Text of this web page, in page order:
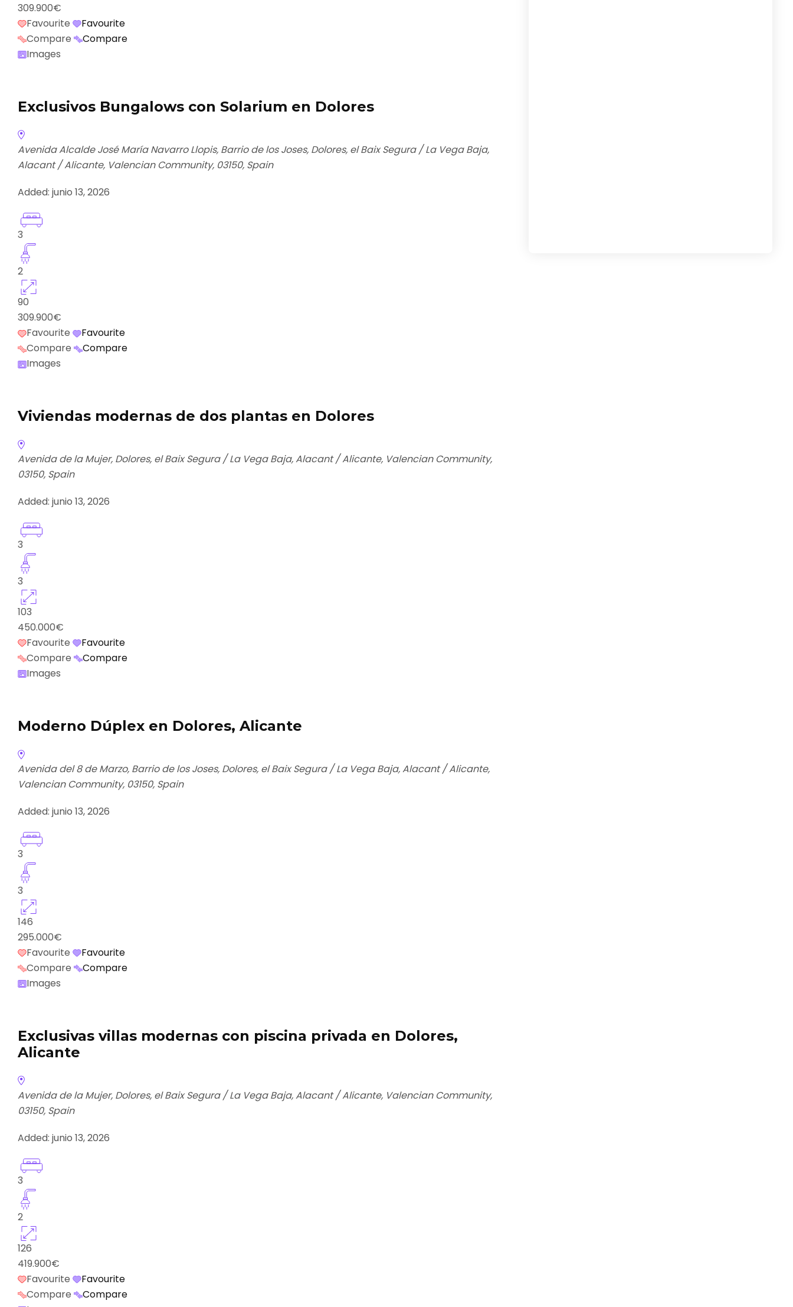
309.900€
Favourite
Favourite
Compare
Compare
Images
Exclusivos Bungalows con Solarium en Dolores
Avenida Alcalde José María Navarro Llopis, Barrio de los Joses, Dolores, el Baix Segura / La Vega Baja,
Alacant / Alicante, Valencian Community, 03150, Spain
Added: junio 13, 2026
3
2
90
309.900€
Favourite
Favourite
Compare
Compare
Images
Viviendas modernas de dos plantas en Dolores
Avenida de la Mujer, Dolores, el Baix Segura / La Vega Baja, Alacant / Alicante, Valencian Community,
03150, Spain
Added: junio 13, 2026
3
3
103
450.000€
Favourite
Favourite
Compare
Compare
Images
Moderno Dúplex en Dolores, Alicante
Avenida del 8 de Marzo, Barrio de los Joses, Dolores, el Baix Segura / La Vega Baja, Alacant / Alicante,
Valencian Community, 03150, Spain
Added: junio 13, 2026
3
3
146
295.000€
Favourite
Favourite
Compare
Compare
Images
Exclusivas villas modernas con piscina privada en Dolores,
Alicante
Avenida de la Mujer, Dolores, el Baix Segura / La Vega Baja, Alacant / Alicante, Valencian Community,
03150, Spain
Added: junio 13, 2026
3
2
126
419.900€
Favourite
Favourite
Compare
Compare